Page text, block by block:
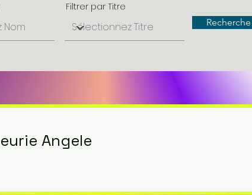
Filtrer par Titre
Recherche
Angele